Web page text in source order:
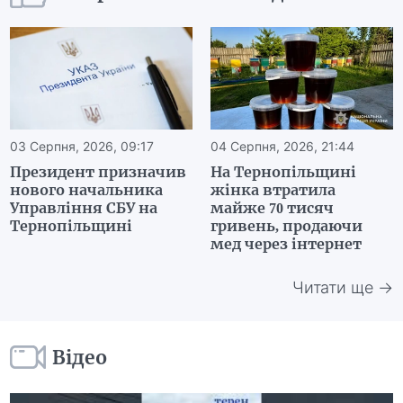
03 Серпня, 2026, 09:17
Президент призначив
нового начальника
Управління СБУ на
Тернопільщині
04 Серпня, 2026, 21:44
На Тернопільщині
жінка втратила
майже 70 тисяч
гривень, продаючи
мед через інтернет
Читати ще →
Відео